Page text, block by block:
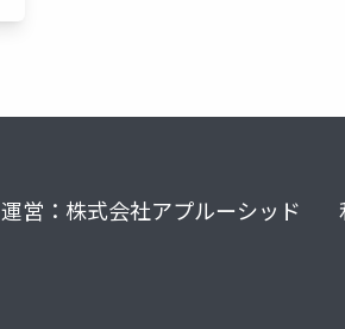
運営：株式会社アプルーシッド